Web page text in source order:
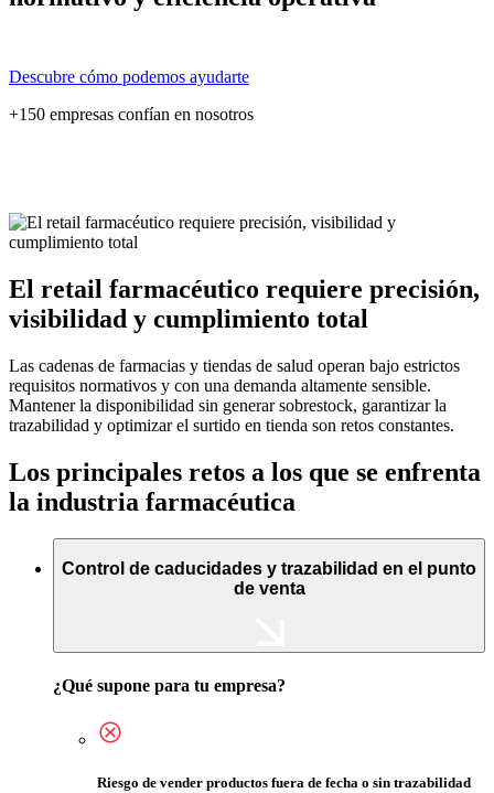
Descubre cómo podemos ayudarte
+150 empresas confían en nosotros
El retail farmacéutico requiere precisión,
visibilidad y cumplimiento total
Las cadenas de farmacias y tiendas de salud operan bajo estrictos
requisitos normativos y con una demanda altamente sensible.
Mantener la disponibilidad sin generar sobrestock, garantizar la
trazabilidad y optimizar el surtido en tienda son retos constantes.
Los principales retos a los que se enfrenta
la industria farmacéutica
Control de caducidades y trazabilidad en el punto
de venta
¿Qué supone para tu empresa?
Riesgo de vender productos fuera de fecha o sin trazabilidad